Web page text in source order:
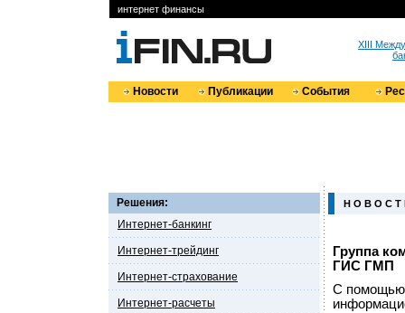
интернет финансы
XIII
Новости Публикации События
Решения:
Интернет-банкинг
Интернет-трейдинг
Интернет-страхование
Интернет-расчеты
Н О В О С Т
Группа
ГИС ГМП
С помощью